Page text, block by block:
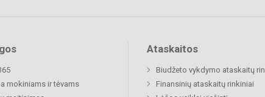
mokiniams ir tėvams
Ataskaitos
Biudžeto vykdymo ataskaitų
Finansinių ataskaitų rinkiniai